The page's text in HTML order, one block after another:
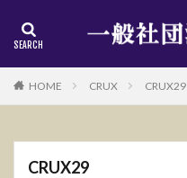
HOME CRUX CRUX29
CRUX29